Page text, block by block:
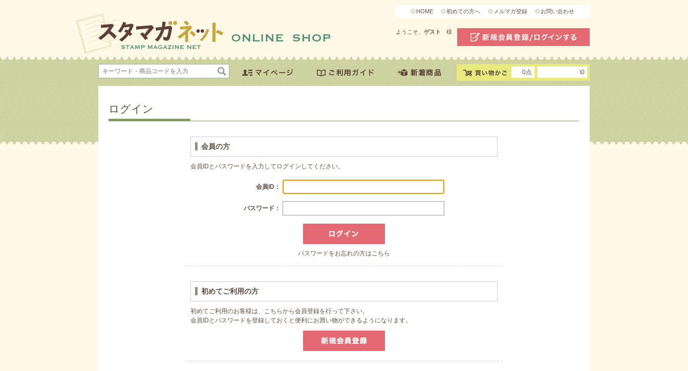
HOME 初めての方へ メルマガ登録 お問い合わせ
ようこそ、 ゲスト 様
0点 \0
ログイン
会員の方
会員IDとパスワードを入力してログインしてください。
会員ID：
パスワード：
パスワードをお忘れの方はこちら
初めてご利用の方
初めてご利用のお客様は、こちらから会員登録を行って下さい。
会員IDとパスワードを登録しておくと便利にお買い物ができるようになります。